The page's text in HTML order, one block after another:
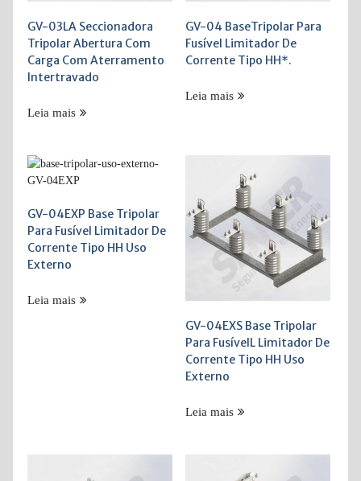
GV-03LA Seccionadora
Tripolar Abertura Com
Carga Com Aterramento
Intertravado
Leia mais
GV-04 BaseTripolar Para
Fusível Limitador De
Corrente Tipo HH*.
Leia mais
GV-04EXP Base Tripolar
Para Fusível Limitador De
Corrente Tipo HH Uso
Externo
Leia mais
GV-04EXS Base Tripolar
Para FusívelL Limitador De
Corrente Tipo HH Uso
Externo
Leia mais